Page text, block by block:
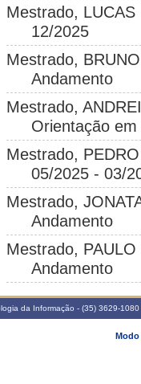
Mestrado,
12/2025
Mestrado,
Andamento
Mestrado,
Orientação
Mestrado,
05/2025 - 03/
Mestrado,
Andamento
Mestrado,
Andamento
da Informação - (35) 3629-
Modo